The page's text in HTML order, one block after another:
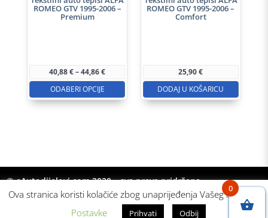
ROMEO GTV 1995-2006 –
Premium
40,88€–44,86€Raspon
cijena:
40,88 €
do
ODABERI OPCIJE
više
varijanti.
ROMEO GTV 1995-2006 –
Comfort
25,90€
DODAJ U KOŠARICU
© eAutodijelovi.com 2020 – sva prava pridržana
Ova stranica koristi kolačiće zbog unaprijeđenja Vašeg iskustva.
Postavke
Prihvati Odbij
0